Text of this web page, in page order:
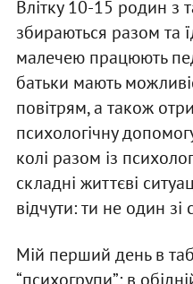
Влітку 10-15 родин з
збираються разом та
малечею працюють
батьки мають
повітрям, а також
психологічну
колі разом із
складні життєві
відчути: ти не один
Мій перший день в
“психогрупи”: в